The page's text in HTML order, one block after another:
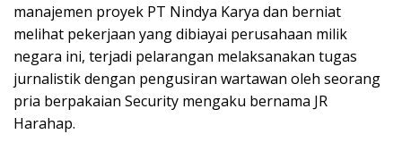
manajemen proyek PT Nindya Karya dan berniat
melihat pekerjaan yang dibiayai perusahaan milik
negara ini, terjadi pelarangan melaksanakan tugas
jurnalistik dengan pengusiran wartawan oleh seorang
pria berpakaian Security mengaku bernama JR
Harahap.